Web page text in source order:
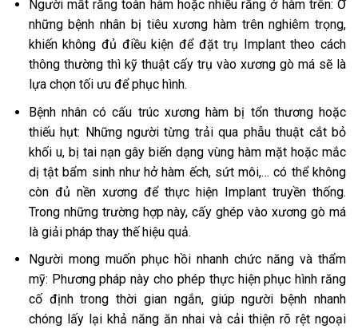
Người mất răng toàn hàm hoặc nhiều răng ở hàm trên: Ở
những bệnh nhân bị tiêu xương hàm trên nghiêm trọng,
khiến không đủ điều kiện để đặt trụ Implant theo cách
thông thường thì kỹ thuật cấy trụ vào xương gò má sẽ là
lựa chọn tối ưu để phục hình.
Bệnh nhân có cấu trúc xương hàm bị tổn thương hoặc
thiếu hụt: Những người từng trải qua phẫu thuật cắt bỏ
khối u, bị tai nạn gây biến dạng vùng hàm mặt hoặc mắc
dị tật bẩm sinh như hở hàm ếch, sứt môi,… có thể không
còn đủ nền xương để thực hiện Implant truyền thống.
Trong những trường hợp này, cấy ghép vào xương gò má
là giải pháp thay thế hiệu quả.
Người mong muốn phục hồi nhanh chức năng và thẩm
mỹ: Phương pháp này cho phép thực hiện phục hình răng
cố định trong thời gian ngắn, giúp người bệnh nhanh
chóng lấy lại khả năng ăn nhai và cải thiện rõ rệt ngoại